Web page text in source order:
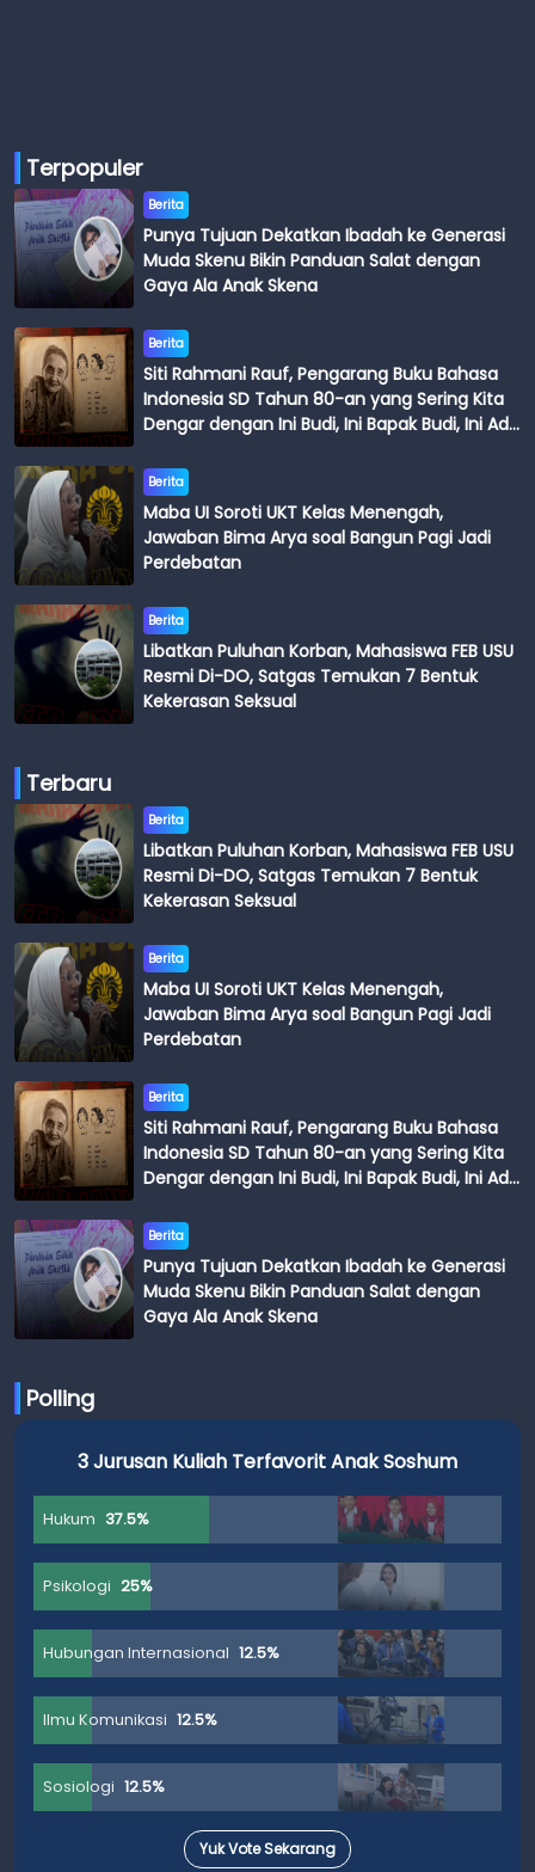
Terpopuler
Berita
Punya Tujuan Dekatkan Ibadah ke Generasi
Muda Skenu Bikin Panduan Salat dengan
Gaya Ala Anak Skena
Berita
Siti Rahmani Rauf, Pengarang Buku Bahasa
Indonesia SD Tahun 80-an yang Sering Kita
Dengar dengan Ini Budi, Ini Bapak Budi, Ini Adik
Berita
Maba UI Soroti UKT Kelas Menengah,
Jawaban Bima Arya soal Bangun Pagi Jadi
Perdebatan
Berita
Libatkan Puluhan Korban, Mahasiswa FEB USU
Resmi Di-DO, Satgas Temukan 7 Bentuk
Kekerasan Seksual
Terbaru
Berita
Libatkan Puluhan Korban, Mahasiswa FEB USU
Resmi Di-DO, Satgas Temukan 7 Bentuk
Kekerasan Seksual
Berita
Maba UI Soroti UKT Kelas Menengah,
Jawaban Bima Arya soal Bangun Pagi Jadi
Perdebatan
Berita
Siti Rahmani Rauf, Pengarang Buku Bahasa
Indonesia SD Tahun 80-an yang Sering Kita
Dengar dengan Ini Budi, Ini Bapak Budi, Ini Adik
Berita
Punya Tujuan Dekatkan Ibadah ke Generasi
Muda Skenu Bikin Panduan Salat dengan
Gaya Ala Anak Skena
Polling
3 Jurusan Kuliah Terfavorit Anak Soshum
Hukum 37.5%
Psikologi 25%
Hubungan Internasional 12.5%
Ilmu Komunikasi 12.5%
Sosiologi 12.5%
Yuk Vote Sekarang